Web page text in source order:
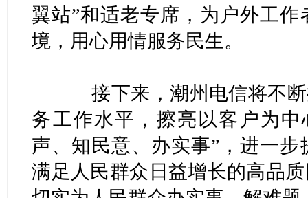
翼站”和适老专席，为户外工
境，用心用情服务民生。
接下来，潮州电信将不断
务工作水平，擦亮以客户为
声、知民意、办实事”，进一
满足人民群众日益增长的高品